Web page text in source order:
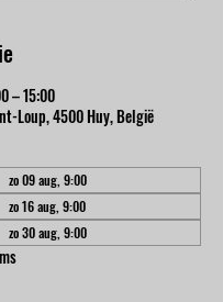
– 15:00
Loup, 4500 Huy, België
zo 09 aug, 9:00
zo 16 aug, 9:00
zo 30 aug, 9:00